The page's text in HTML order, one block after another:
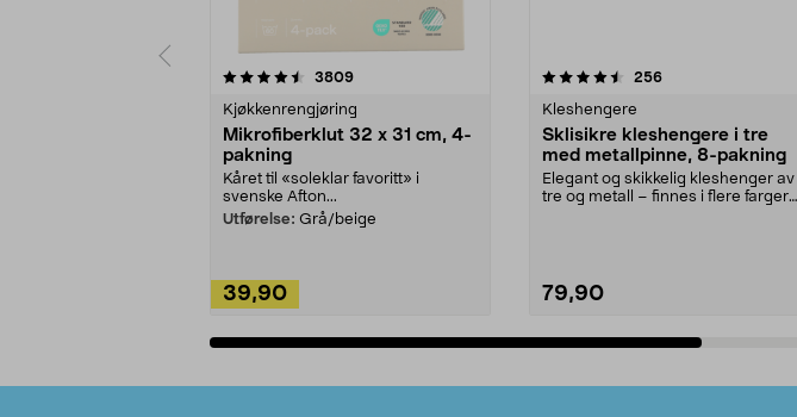
3809anmeldelser
Kjøkkenrengjøring
Mikrofiberklut 32 x 31 cm, 4-
pakning
Kåret til «soleklar favoritt» i
svenske Afton...
Utførelse: Grå/beige
39,90
4.5av 5 stjerner 256anmeldelser
Kleshengere
Sklisikre kleshengere i tre
med metallpinne, 8-pakning
Elegant og skikkelig kleshenger av
tre og metall – finnes i flere farger.
79,90
4.5av 5 stjerner